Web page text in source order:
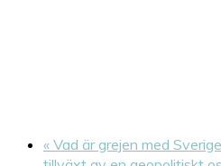
« Vad är grejen med